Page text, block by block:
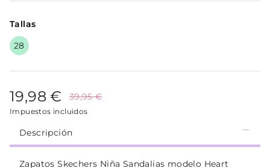
Tallas
28
19,98 € 39,95 €
Impuestos incluidos
Descripción
Zapatos Skechers Niña Sandalias modelo Heart